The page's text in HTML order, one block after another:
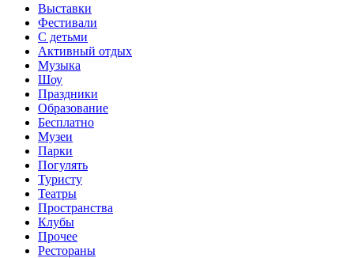
Выставки
Фестивали
С детьми
Активный отдых
Музыка
Шоу
Праздники
Образование
Бесплатно
Музеи
Парки
Погулять
Туристу
Театры
Пространства
Клубы
Прочее
Рестораны